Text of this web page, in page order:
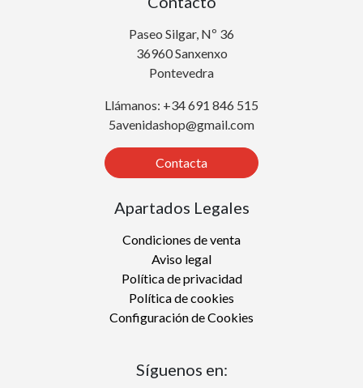
Paseo Silgar, Nº 36
36960 Sanxenxo
Pontevedra
Llámanos: +34 691 846 515
5avenidashop@gmail.com
Contacta
Apartados Legales
Condiciones de venta
Aviso legal
Política de privacidad
Política de cookies
Configuración de Cookies
Síguenos en: